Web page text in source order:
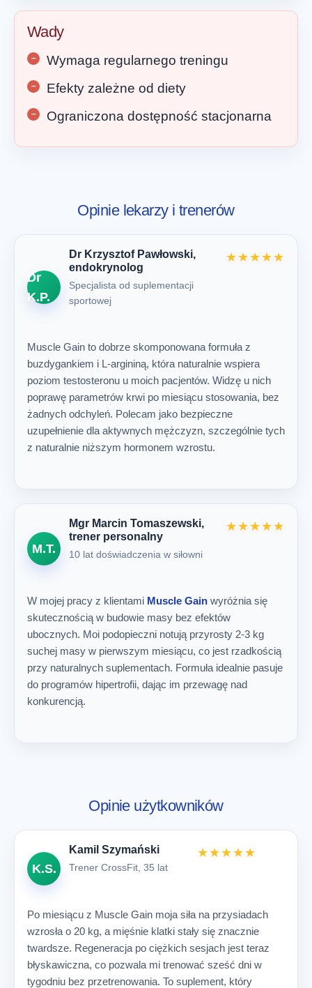
Wady
Wymaga regularnego treningu
Efekty zależne od diety
Ograniczona dostępność stacjonarna
Opinie lekarzy i trenerów
Dr
K.P.
Dr Krzysztof Pawłowski,
endokrynolog
Specjalista od suplementacji
sportowej
★★★★★
Muscle Gain to dobrze skomponowana formuła z
buzdygankiem i L-argininą, która naturalnie wspiera
poziom testosteronu u moich pacjentów. Widzę u nich
poprawę parametrów krwi po miesiącu stosowania, bez
żadnych odchyleń. Polecam jako bezpieczne
uzupełnienie dla aktywnych mężczyzn, szczególnie tych
z naturalnie niższym hormonem wzrostu.
M.T.
Mgr Marcin Tomaszewski,
trener personalny
10 lat doświadczenia w siłowni
★★★★★
W mojej pracy z klientami Muscle Gain wyróżnia się
skutecznością w budowie masy bez efektów
ubocznych. Moi podopieczni notują przyrosty 2-3 kg
suchej masy w pierwszym miesiącu, co jest rzadkością
przy naturalnych suplementach. Formuła idealnie pasuje
do programów hipertrofii, dając im przewagę nad
konkurencją.
Opinie użytkowników
K.S.
Kamil Szymański
Trener CrossFit, 35 lat
★★★★★
Po miesiącu z Muscle Gain moja siła na przysiadach
wzrosła o 20 kg, a mięśnie klatki stały się znacznie
twardsze. Regeneracja po ciężkich sesjach jest teraz
błyskawiczna, co pozwala mi trenować sześć dni w
tygodniu bez przetrenowania. To suplement, który